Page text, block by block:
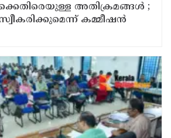
അതിക്രമങ്ങൾ ;
കമ്മീഷൻ